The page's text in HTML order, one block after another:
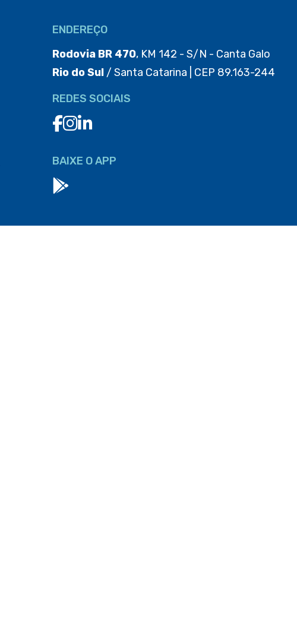
ENDEREÇO
Rodovia BR 470, KM 142 - S/N - Canta Galo
Rio do Sul/ Santa Catarina | CEP 89.163-244
REDES SOCIAIS
BAIXE O APP